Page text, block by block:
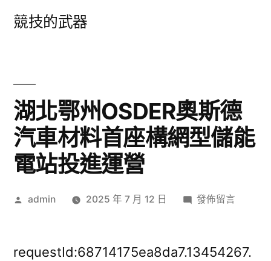
競技的武器
湖北鄂州OSDER奧斯德
汽車材料首座構網型儲能
電站投進運營
作
admin 2025 年 7 月 12 日
在
鄂
發佈留言
requestId:68714175ea8da7.13454267.